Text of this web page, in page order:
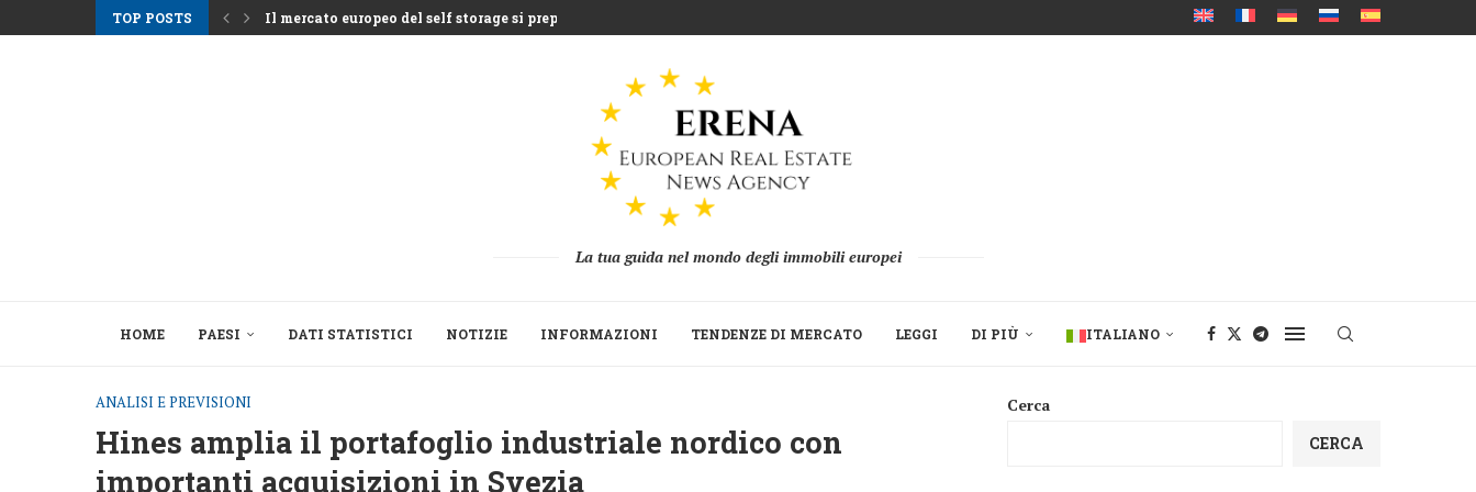
TOP POSTS Il mercato europeo del self storage si prepara...
La tua guida nel mondo degli immobili europei
HOME PAESI DATI STATISTICI NOTIZIE INFORMAZIONI TENDENZE DI MERCATO LEGGI DI PIÙ ITALIANO
ANALISI E PREVISIONI
Hines amplia il portafoglio industriale nordico con
importanti acquisizioni in Svezia
Cerca
CERCA